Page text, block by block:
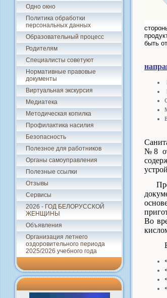
Одно окно
Политика обработки
персональных данных
Образовательный процесс
Родителям
Специалисты советуют
Нормативные правовые
документы
Виртуальная экскурсия
Медиатека
Методическая копилка
Профилактика насилия
Безопасность
Полезное для работников
Органы самоуправления
Полезные ссылки
Отзывы
Сервисы
2026 - ГОД БЕЛОРУССКОЙ
ЖЕНЩИНЫ
Объявления
Организация летнего
оздоровительного периода
2025/2026 учебного года
быть
№8 от
Во
В